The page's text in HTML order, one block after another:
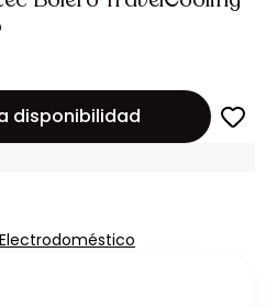
disponibilidad